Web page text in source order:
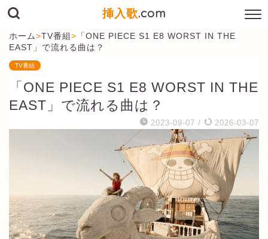
挿入歌.com
ホーム>TV番組> 「ONE PIECE S1 E8 WORST IN THE
EAST」で流れる曲は？
TV番組
「ONE PIECE S1 E8 WORST IN THE
EAST」で流れる曲は？
2023-09-07 / 2026-03-07